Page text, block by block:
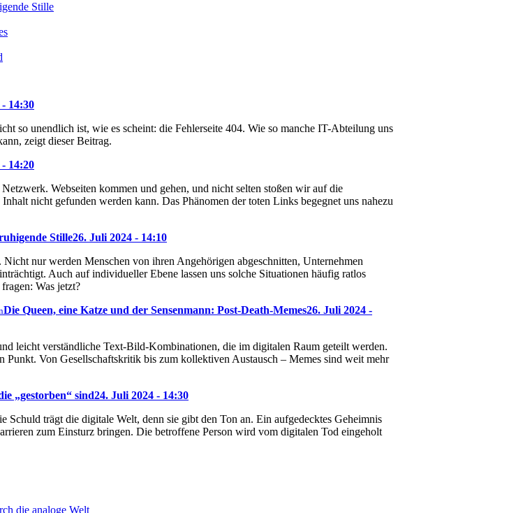
Stille
14:30
so unendlich ist, wie es scheint: die Fehlerseite 404. Wie so manche IT-Abteilung uns
zeigt dieser Beitrag.
14:20
Webseiten kommen und gehen, und nicht selten stoßen wir auf die
nicht gefunden werden kann. Das Phänomen der toten Links begegnet uns nahezu
Stille26. Juli 2024 - 14:10
nur werden Menschen von ihren Angehörigen abgeschnitten, Unternehmen
Auch auf individueller Ebene lassen uns solche Situationen häufig ratlos
Was jetzt?
Die Queen, eine Katze und der Sensenmann: Post-Death-Memes26. Juli 2024 -
leicht verständliche Text-Bild-Kombinationen, die im digitalen Raum geteilt werden.
Punkt. Von Gesellschaftskritik bis zum kollektiven Austausch – Memes sind weit mehr
„gestorben“ sind24. Juli 2024 - 14:30
Schuld trägt die digitale Welt, denn sie gibt den Ton an. Ein aufgedecktes Geheimnis
zum Einsturz bringen. Die betroffene Person wird vom digitalen Tod eingeholt
die analoge Welt